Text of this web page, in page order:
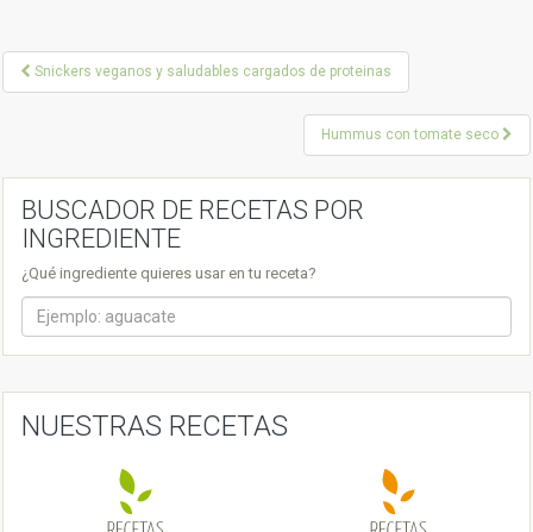
P
t
i
g
Snickers veganos y saludables cargados de proteinas
Hummus con tomate seco
BUSCADOR DE RECETAS POR
INGREDIENTE
¿Qué ingrediente quieres usar en tu receta?
NUESTRAS RECETAS